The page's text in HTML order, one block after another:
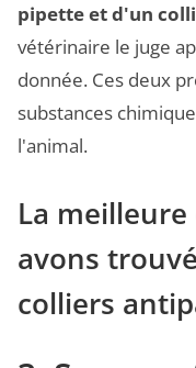
pipette et d'un
vétérinaire le juge
donnée. Ces deux
substances
l'animal.
La
avons
colliers